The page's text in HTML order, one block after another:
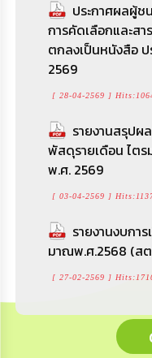
ประกาศผลผู้ช
การคัดเลือกและส
ตกลงเป็นหนังสือ ป
2569
[ 28-04-2569 ]
รายงานสรุปผ
พัสดุรายเดือน ไตร
พ.ศ. 2569
[ 03-04-2569 ]
รายงานงบการ
มาณพ.ศ.2568 (ส
[ 27-02-2569 ]